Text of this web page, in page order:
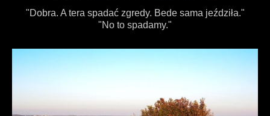
"Dobra. A tera spadać zgredy. Bede sama jeździła."
"No to spadamy."